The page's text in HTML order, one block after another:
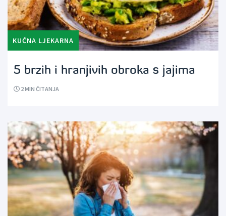
KUĆNA LJEKARNA
5 brzih i hranjivih obroka s jajima
2MIN ČITANJA